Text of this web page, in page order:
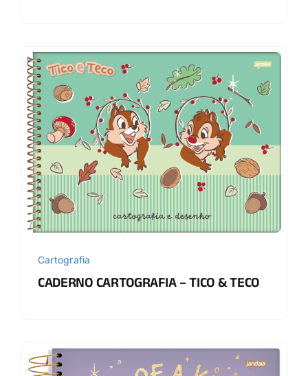
Cartografia
CADERNO CARTOGRAFIA – TICO & TECO